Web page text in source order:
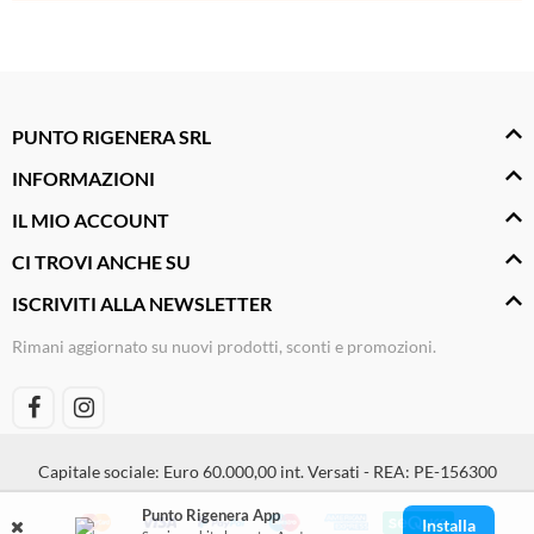
Fai da te
Smart Home e Domotica
Giochi e Idee Regalo
Lego e Playmobil
Alimentari e Casalinghi
Igiene e Pulizia
PUNTO RIGENERA SRL
INFORMAZIONI
IL MIO ACCOUNT
CI TROVI ANCHE SU
ISCRIVITI ALLA NEWSLETTER
Rimani aggiornato su nuovi prodotti, sconti e promozioni.
Capitale sociale: Euro 60.000,00 int. Versati - REA: PE-156300
Punto Rigenera App Installa